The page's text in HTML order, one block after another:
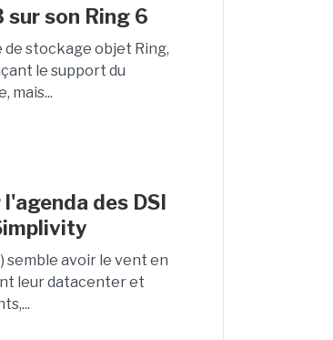
son Ring 6
stockage objet Ring,
le support du
mais...
des DSI
avoir le vent en
leur datacenter et